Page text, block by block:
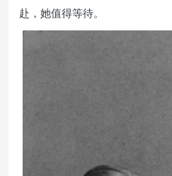
赴，她值得等待。